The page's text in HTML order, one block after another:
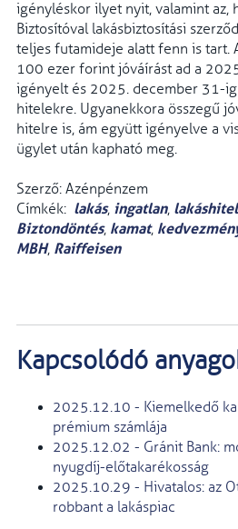
igényléskor ilyet nyit, valamint az,
Biztosítóval lakásbiztosítási
teljes futamideje alatt fenn is tart.
100 ezer forint jóváírást ad a
igényelt és 2025. december 31-
hitelekre. Ugyanekkora összegű
hitelre is, ám együtt igényelve a
ügylet után kapható meg.
Szerző: Azénpénzem
Címkék: lakás, ingatlan, lakáshitel
Biztondöntés, kamat,
MBH, Raiffeisen
Kapcsolódó
2025.12.10 - Kiemelkedő
prémium számlája
2025.12.02 - Gránit Bank:
nyugdíj-előtakarékosság
2025.10.29 - Hivatalos: az
robbant a lakáspiac